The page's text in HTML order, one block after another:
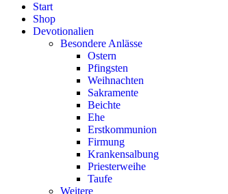
Start
Shop
Devotionalien
Besondere Anlässe
Ostern
Pfingsten
Weihnachten
Sakramente
Beichte
Ehe
Erstkommunion
Firmung
Krankensalbung
Priesterweihe
Taufe
Weitere